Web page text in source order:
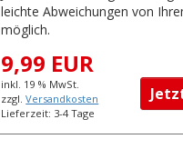
leichte Abweichungen von
möglich.
9,99 EUR
inkl. 19 % MwSt.
zzgl.Versandkosten
Lieferzeit: 3-4 Tage